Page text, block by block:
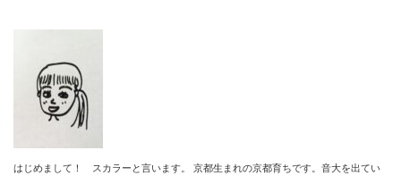
はじめまして！ スカラーと言います。 京都生まれの京都育ちです。音大を出てい